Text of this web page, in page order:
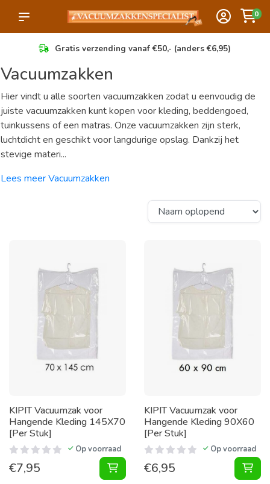
0
Gratis verzending vanaf €50,- (anders €6,95)
Vacuumzakken
Hier vindt u alle soorten vacuumzakken zodat u eenvoudig de
juiste vacuumzakken kunt kopen voor kleding, beddengoed,
tuinkussens of een matras. Onze vacuumzakken zijn sterk,
luchtdicht en geschikt voor langdurige opslag. Dankzij het
stevige materi...
Lees meer Vacuumzakken
KIPIT Vacuumzak voor
Hangende Kleding 145X70
[Per Stuk]
Op voorraad
€7,95 Vacuumzak voor Hangende
KIPIT Vacuumzak voor
Hangende Kleding 90X60
[Per Stuk]
Op voorraad
€6,95